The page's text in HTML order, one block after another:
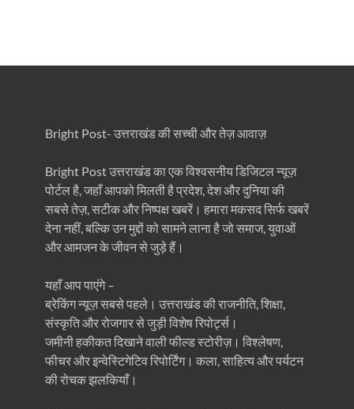
Bright Post- उत्तराखंड की सच्ची और तेज़ आवाज़
Bright Post उत्तराखंड का एक विश्वसनीय डिजिटल न्यूज़
पोर्टल है, जहाँ आपको मिलती है प्रदेश, देश और दुनिया की
सबसे तेज़, सटीक और निष्पक्ष खबरें। हमारा मकसद सिर्फ खबरें
देना नहीं, बल्कि उन मुद्दों को सामने लाना है जो समाज, युवाओं
और आमजन के जीवन से जुड़े हैं।
यहाँ आप पाएंगे –
ब्रेकिंग न्यूज़ सबसे पहले। उत्तराखंड की राजनीति, शिक्षा,
संस्कृति और रोजगार से जुड़ी विशेष रिपोर्ट्स।
जमीनी हकीकत दिखाने वाली फील्ड स्टोरीज़। विश्लेषण,
फीचर और इन्वेस्टिगेटिव रिपोर्टिंग। कला, साहित्य और पर्यटन
की रोचक झलकियाँ।